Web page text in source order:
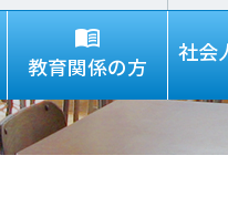
教育関係の方
社会
になり